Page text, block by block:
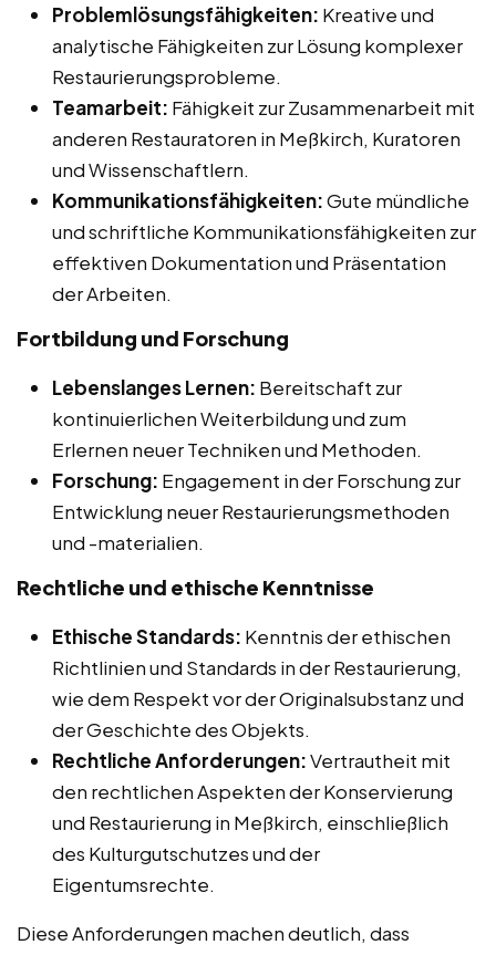
Problemlösungsfähigkeiten: Kreative und
analytische Fähigkeiten zur Lösung komplexer
Restaurierungsprobleme.
Teamarbeit: Fähigkeit zur Zusammenarbeit mit
anderen Restauratoren in Meßkirch, Kuratoren
und Wissenschaftlern.
Kommunikationsfähigkeiten:Gute mündliche
und schriftliche Kommunikationsfähigkeiten zur
effektiven Dokumentation und Präsentation
der Arbeiten.
Fortbildung und Forschung
Lebenslanges Lernen: Bereitschaft zur
kontinuierlichen Weiterbildung und zum
Erlernen neuer Techniken und Methoden.
Forschung: Engagement in der Forschung zur
Entwicklung neuer Restaurierungsmethoden
und -materialien.
Rechtliche und ethische Kenntnisse
Ethische Standards: Kenntnis der ethischen
Richtlinien und Standards in der Restaurierung,
wie dem Respekt vor der Originalsubstanz und
der Geschichte des Objekts.
Rechtliche Anforderungen:Vertrautheit mit
den rechtlichen Aspekten der Konservierung
und Restaurierung in Meßkirch, einschließlich
des Kulturgutschutzes und der
Eigentumsrechte.
Diese Anforderungen machen deutlich, dass